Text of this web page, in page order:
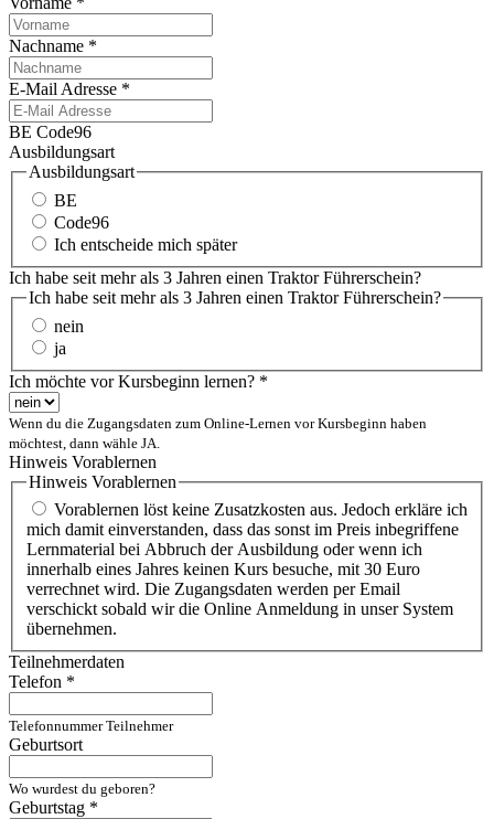
Nachname *
E-Mail Adresse *
BE Code96
Ausbildungsart
Ausbildungsart
BE
Code96
Ich entscheide mich später
Ich habe seit mehr als 3 Jahren einen Traktor Führerschein?
Ich habe seit mehr als 3 Jahren einen Traktor Führerschein?
nein
ja
Ich möchte vor Kursbeginn lernen? *
Wenn du die Zugangsdaten zum Online-Lernen vor Kursbeginn haben
möchtest, dann wähle JA.
Hinweis Vorablernen
Hinweis Vorablernen
Vorablernen löst keine Zusatzkosten aus. Jedoch erkläre ich
mich damit einverstanden, dass das sonst im Preis inbegriffene
Lernmaterial bei Abbruch der Ausbildung oder wenn ich
innerhalb eines Jahres keinen Kurs besuche, mit 30 Euro
verrechnet wird. Die Zugangsdaten werden per Email
verschickt sobald wir die Online Anmeldung in unser System
übernehmen.
Teilnehmerdaten
Telefon *
Telefonnummer Teilnehmer
Geburtsort
Wo wurdest du geboren?
Geburtstag *